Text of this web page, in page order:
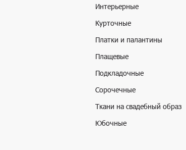
Интерьерные
Курточные
Платки и палантины
Плащевые
Подкладочные
Сорочечные
Ткани на свадебный образ
Юбочные